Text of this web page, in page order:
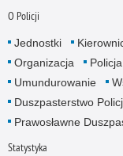
O Policji
Jednostki
Organizacja
Umundurowanie
Duszpasterstwo
Prawosławne
Statystyka